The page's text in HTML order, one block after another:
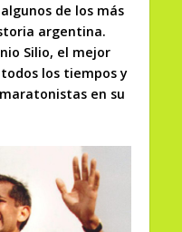
de los más
argentina.
Silio, el mejor
los tiempos y
en su